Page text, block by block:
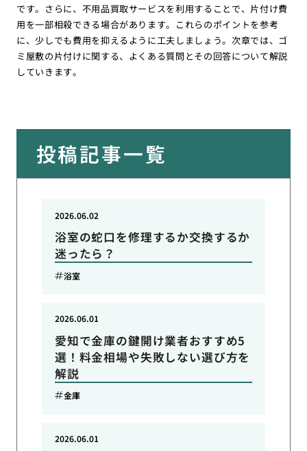
です。さらに、不用品買取サービスを利用することで、片付け費
用を一部相殺できる場合があります。これらのポイントを参考
に、少しでも費用を抑えるように工夫しましょう。次章では、ゴ
ミ屋敷の片付けに関する、よくある質問とその回答について解説
していきます。
投稿記事一覧
浴室の蛇口を修理するか交換するか
迷ったら？
2026.06.02
浴室
愛知で金庫の鍵開け業者おすすめ5
選！料金相場や失敗しない選び方を
解説
2026.06.01
金庫
2026.06.01